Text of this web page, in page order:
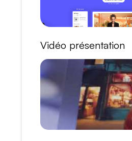
Vidéo présentation